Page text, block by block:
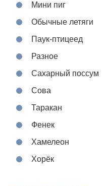
Мини пиг
Обычные летяги
Паук-птицеед
Разное
Сахарный поссум
Сова
Таракан
Фенек
Хамелеон
Хорёк